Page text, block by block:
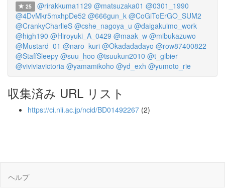
25 @rirakkuma1129 @matsuzaka01 @0301_1990
@4DvMkr5mxhpDe52 @666gun_k @CoGiToErGO_SUM2
@CrankyCharlieS @cshe_nagoya_u @daigakuimo_work
@high190 @Hiroyuki_A_0429 @maak_w @mibukazuwo
@Mustard_01 @naro_kuri @Okadadadayo @row87400822
@StaffSleepy @suu_hoo @tsuukun2010 @t_gibier
@viviviavictoria @yamamikoho @yd_exh @yumoto_rie
収集済み URL リスト
https://ci.nii.ac.jp/ncid/BD01492267 (2)
ヘルプ